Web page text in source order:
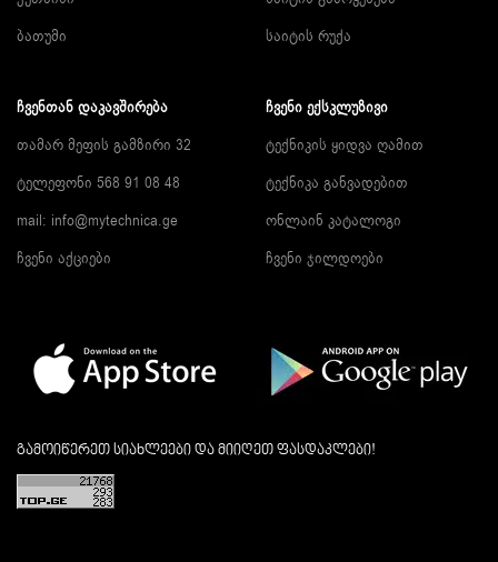
ბათუმი
საიტის რუქა
ᲩᲕᲔᲜᲗᲐᲜ ᲓᲐᲙᲐᲕᲨᲘᲠᲔᲑᲐ
თამარ მეფის გამზირი 32
ტელეფონი 568 91 08 48
mail: info@mytechnica.ge
ჩვენი აქციები
ᲩᲕᲔᲜᲘ ᲔᲥᲡᲙᲚᲣᲖᲘᲕᲘ
ტექნიკის ყიდვა ღამით
ტექნიკა განვადებით
ონლაინ კატალოგი
ჩვენი ჯილდოები
გამოიწერეთ სიახლეები და მიიღეთ ფასდაკლები!